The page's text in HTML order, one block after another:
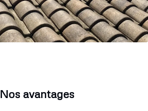
Nos avantages